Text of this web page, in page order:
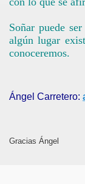
Soñar puede
algún lugar
conoceremos.
Ángel Carretero:
Gracias Ángel